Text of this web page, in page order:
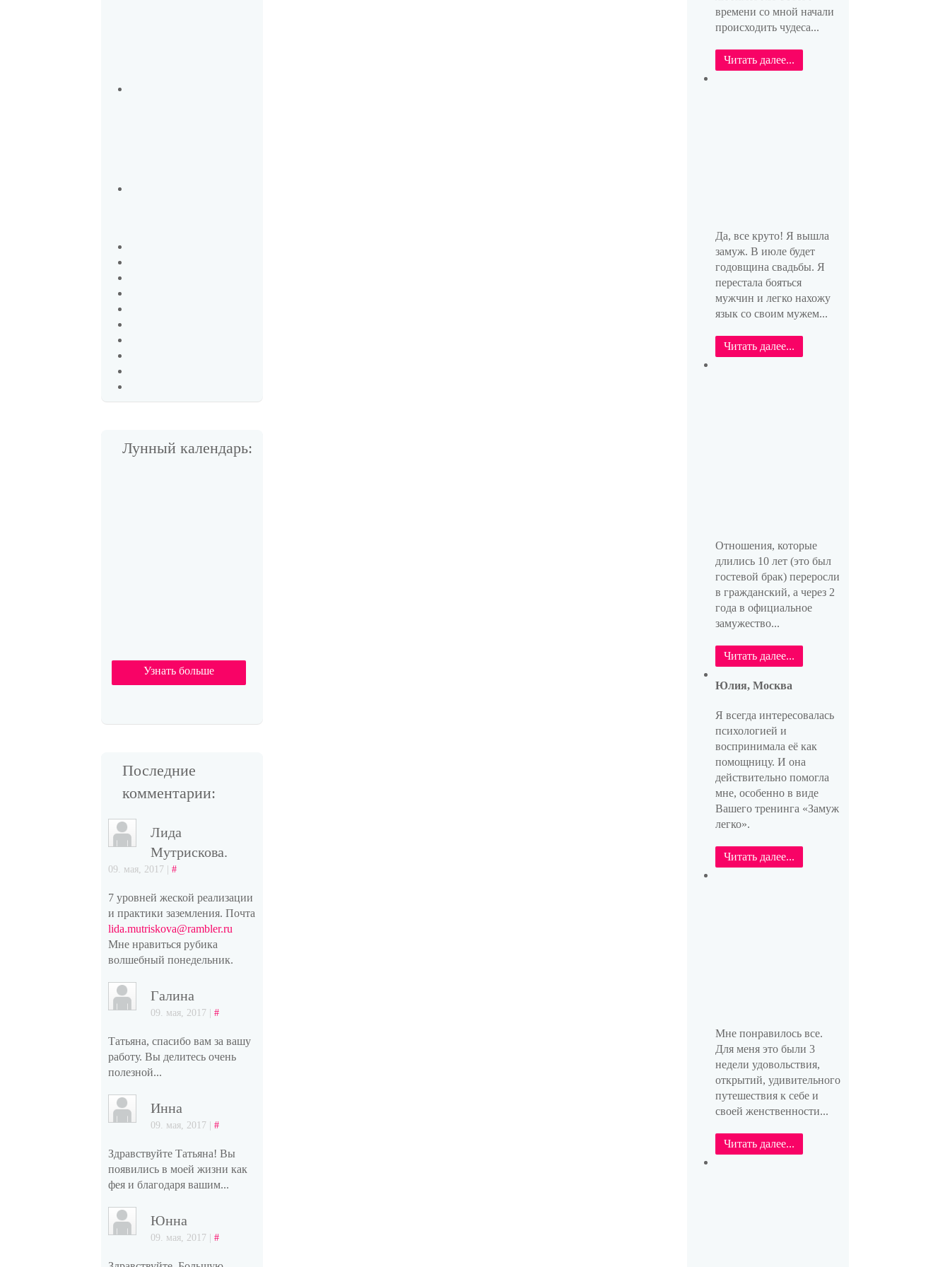
Лунный календарь:
Узнать больше
Последние
комментарии:
Лида
Мутрискова.
09. мая, 2017 |#
7 уровней жеской реализации
и практики заземления. Почта
lida.mutriskova@rambler.ru
Мне нравиться рубика
волшебный понедельник.
Галина
09. мая, 2017 |#
Татьяна, спасибо вам за вашу
работу. Вы делитесь очень
полезной...
Инна
09. мая, 2017 |#
Здравствуйте Татьяна! Вы
появились в моей жизни как
фея и благодаря вашим...
Юнна
09. мая, 2017 |#
времени со мной начали
происходить чудеса...
Читать далее...
Да, все круто! Я вышла
замуж. В июле будет
годовщина свадьбы. Я
перестала бояться
мужчин и легко нахожу
язык со своим мужем...
Читать далее...
Отношения, которые
длились 10 лет (это был
гостевой брак) переросли
в гражданский, а через 2
года в официальное
замужество...
Читать далее...
Юлия, Москва
Я всегда интересовалась
психологией и
воспринимала её как
помощницу. И она
действительно помогла
мне, особенно в виде
Вашего тренинга «Замуж
легко».
Читать далее...
Мне понравилось все.
Для меня это были 3
недели удовольствия,
открытий, удивительного
путешествия к себе и
своей женственности...
Читать далее...